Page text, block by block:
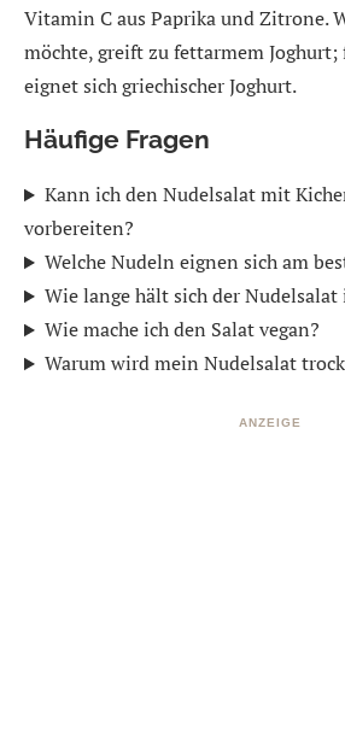
Vitamin C aus Paprika und Zitrone.
möchte, greift zu fettarmem
eignet sich griechischer Joghurt.
Häufige Fragen
Kann ich den Nudelsalat mit
vorbereiten?
Welche Nudeln eignen sich am
Wie lange hält sich der Nudelsalat
Wie mache ich den Salat vegan?
Warum wird mein Nudelsalat
ANZEIGE